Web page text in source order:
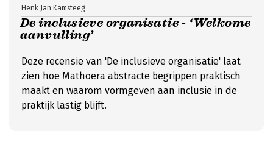
De inclusieve organisatie - ‘Welkome
aanvulling’
Henk Jan Kamsteeg
Deze recensie van 'De inclusieve organisatie' laat
zien hoe Mathoera abstracte begrippen praktisch
maakt en waarom vormgeven aan inclusie in de
praktijk lastig blijft.